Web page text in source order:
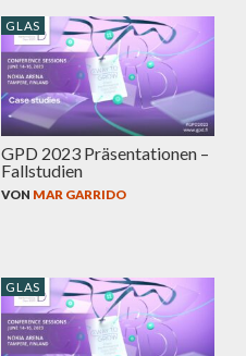
GLAS
GPD 2023 Präsentationen –
Fallstudien
VON MAR GARRIDO
GLAS